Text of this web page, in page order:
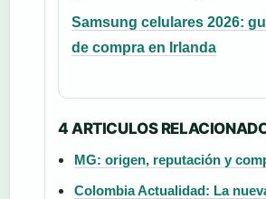
Samsung celulares 2026:
de compra en Irlanda
4 ARTICULOS
MG: origen, reputación y
Colombia Actualidad: La